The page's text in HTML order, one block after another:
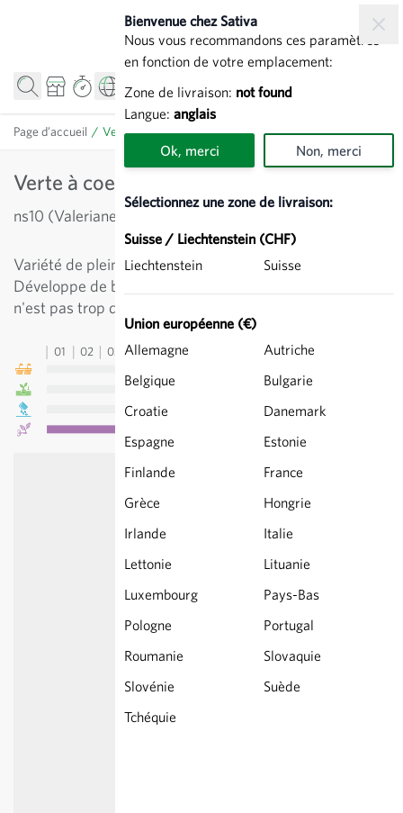
Bienvenue chez Sativa
Nous vous recommandons ces paramètres
en fonction de votre emplacement:
Zone de livraison: not found
Langue: anglais
Ok, merci Non, merci
Sélectionnez une zone de livraison:
Suisse / Liechtenstein (CHF)
Liechtenstein
Suisse
Union européenne (€)
Allemagne
Autriche
Belgique
Bulgarie
Croatie
Danemark
Espagne
Estonie
Finlande
France
Grèce
Hongrie
Irlande
Italie
Lettonie
Lituanie
Luxembourg
Pays-Bas
Pologne
Portugal
Roumanie
Slovaquie
Slovénie
Suède
Tchéquie
Page d’accueil / Verte à coeur plein 2 - Mâche
Verte à coeur plein 2 - Mâche
ns10 (Valerianella locusta)
Variété de plein champ, vert foncé, à croissante rapide.
Développe de belles et grandes rosettes si le semis
n'est pas trop dense.
01 02 03 04 05 06 09 10